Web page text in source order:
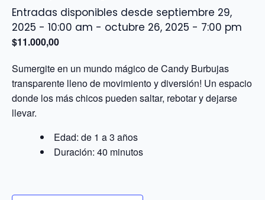
septiembre 29,
2025 - 10:00 am - octubre 26, 2025 - 7:00 pm
$11.000,00
Sumergite en un mundo mágico de Candy Burbujas
transparente lleno de movimiento y diversión! Un espacio
donde los más chicos pueden saltar, rebotar y dejarse
llevar.
Edad: de 1 a 3 años
Duración: 40 minutos